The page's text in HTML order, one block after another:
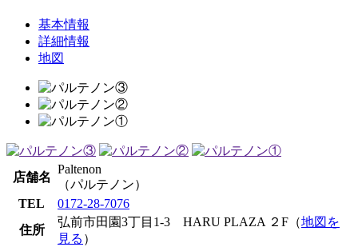
基本情報
詳細情報
地図
店舗名
Paltenon
（パルテノン）
TEL
0172-28-7076
住所
弘前市田園3丁目1-3 HARU PLAZA ２F（地図を
見る ）